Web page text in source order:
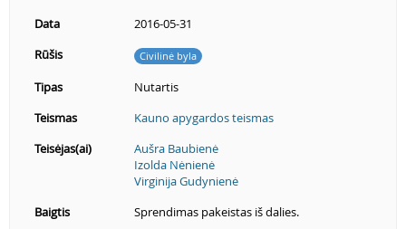
Data
2016-05-31
Rūšis
Civilinė byla
Tipas
Nutartis
Teismas
Kauno apygardos teismas
Teisėjas(ai)
Aušra Baubienė
Izolda Nėnienė
Virginija Gudynienė
Baigtis
Sprendimas pakeistas iš dalies.